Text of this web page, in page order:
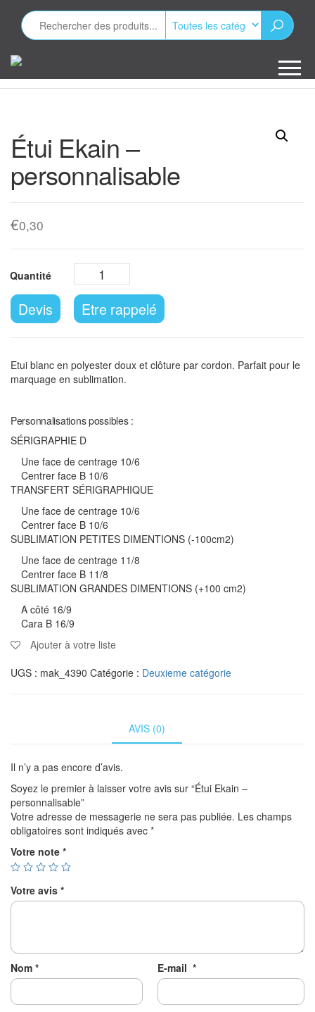
contenu
publicitaires
Étui Ekain –
personnalisable
€0,30
Devis Etre rappelé
Etui blanc en polyester doux et clôture par cordon. Parfait pour le
marquage en sublimation.
Personnalisations possibles :
SÉRIGRAPHIE D
Une face de centrage 10/6
Centrer face B 10/6
TRANSFERT SÉRIGRAPHIQUE
Une face de centrage 10/6
Centrer face B 10/6
SUBLIMATION PETITES DIMENTIONS (-100cm2)
Une face de centrage 11/8
Centrer face B 11/8
SUBLIMATION GRANDES DIMENTIONS (+100 cm2)
A côté 16/9
Cara B 16/9
Ajouter à votre liste
UGS : mak_4390 Catégorie : Deuxieme catégorie
AVIS (0)
Il n’y a pas encore d’avis.
Soyez le premier à laisser votre avis sur “Étui Ekain –
personnalisable”
Votre adresse de messagerie ne sera pas publiée. Les champs
obligatoires sont indiqués avec *
Votre note *
Votre avis *
Nom * E-mail *